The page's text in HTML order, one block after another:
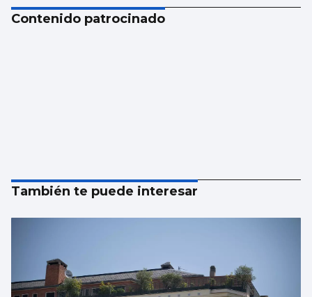
Contenido patrocinado
También te puede interesar